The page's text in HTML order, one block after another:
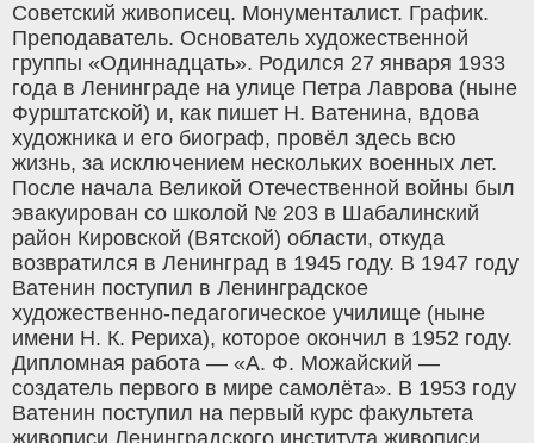
Советский живописец. Монументалист. График.
Преподаватель. Основатель художественной
группы «Одиннадцать». Родился 27 января 1933
года в Ленинграде на улице Петра Лаврова (ныне
Фурштатской) и, как пишет Н. Ватенина, вдова
художника и его биограф, провёл здесь всю
жизнь, за исключением нескольких военных лет.
После начала Великой Отечественной войны был
эвакуирован со школой № 203 в Шабалинский
район Кировской (Вятской) области, откуда
возвратился в Ленинград в 1945 году. В 1947 году
Ватенин поступил в Ленинградское
художественно-педагогическое училище (ныне
имени Н. К. Рериха), которое окончил в 1952 году.
Дипломная работа — «А. Ф. Можайский —
создатель первого в мире самолёта». В 1953 году
Ватенин поступил на первый курс факультета